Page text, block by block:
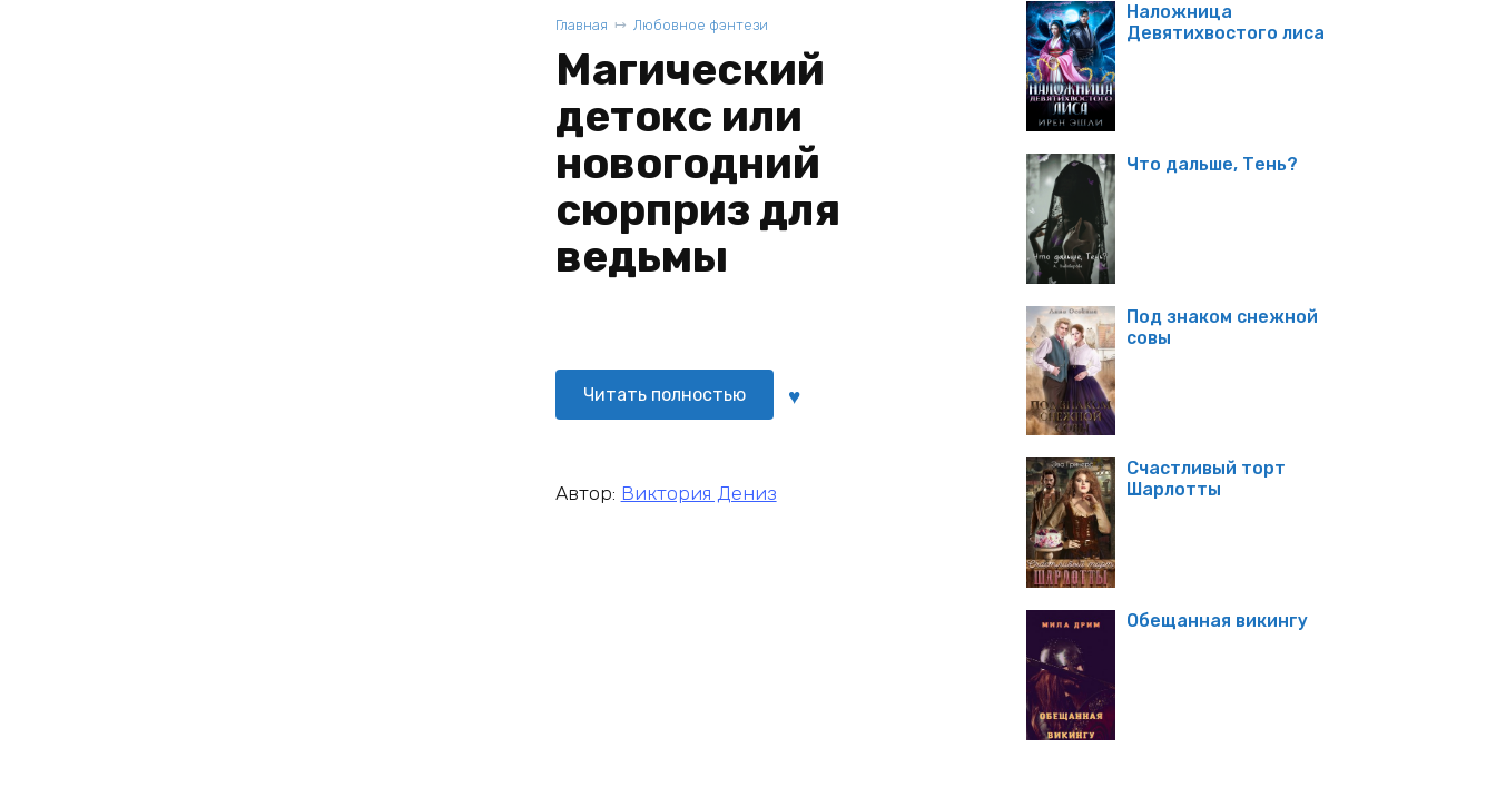
Главная Любовное фэнтези
Магический
детокс или
новогодний
сюрприз для
ведьмы
Читать полностью
Автор: Виктория Дениз
Наложница
Девятихвостого лиса
Что дальше, Тень?
Под знаком снежной
совы
Счастливый торт
Шарлотты
Обещанная викингу